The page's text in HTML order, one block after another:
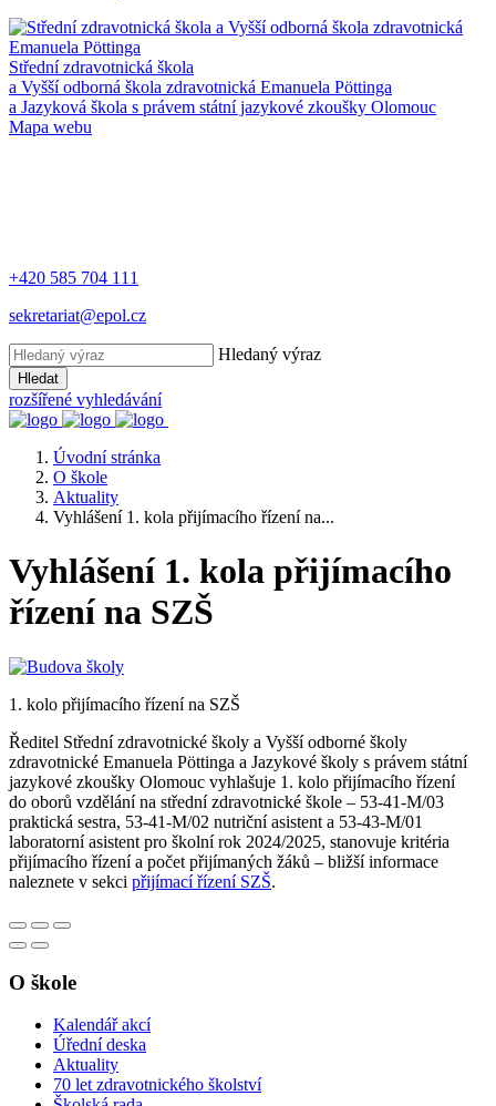
Střední zdravotnická škola
a Vyšší odborná škola zdravotnická Emanuela Pöttinga
a Jazyková škola s právem státní jazykové zkoušky Olomouc
Mapa webu
+420 585 704 111
sekretariat@epol.cz
Hledaný výraz
Hledat
rozšířené vyhledávání
Úvodní stránka
O škole
Aktuality
Vyhlášení 1. kola přijímacího řízení na...
Vyhlášení 1. kola přijímacího
řízení na SZŠ
1. kolo přijímacího řízení na SZŠ
Ředitel Střední zdravotnické školy a Vyšší odborné školy
zdravotnické Emanuela Pöttinga a Jazykové školy s právem státní
jazykové zkoušky Olomouc vyhlašuje 1. kolo přijímacího řízení
do oborů vzdělání na střední zdravotnické škole – 53-41-M/03
praktická sestra, 53-41-M/02 nutriční asistent a 53-43-M/01
laboratorní asistent pro školní rok 2024/2025, stanovuje kritéria
přijímacího řízení a počet přijímaných žáků – bližší informace
naleznete v sekci přijímací řízení SZŠ.
O škole
Kalendář akcí
Úřední deska
Aktuality
70 let zdravotnického školství